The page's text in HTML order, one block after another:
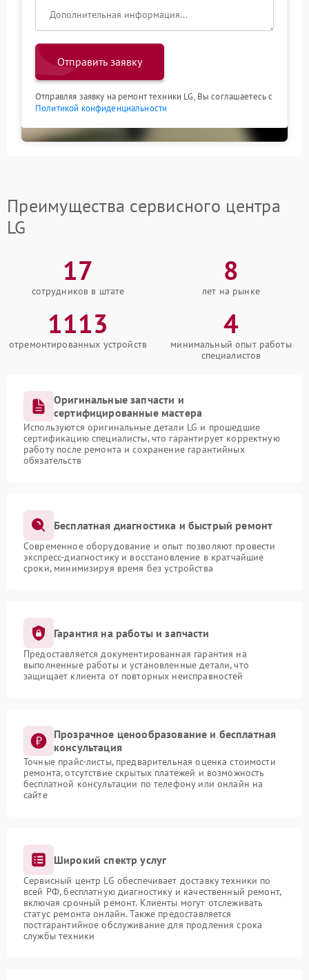
Отправить заявку
Отправляя заявку на ремонт техники LG, Вы соглашаетесь с
Политикой конфиденциальности
Преимущества сервисного центра
LG
17
сотрудников в штате
8
лет на рынке
1113
отремонтированных устройств
4
минимальный опыт работы
специалистов
Оригинальные запчасти и
сертифицированные мастера
Используются оригинальные детали LG и прошедшие
сертификацию специалисты, что гарантирует корректную
работу после ремонта и сохранение гарантийных
обязательств
Бесплатная диагностика и быстрый ремонт
Современное оборудование и опыт позволяют провести
экспресс-диагностику и восстановление в кратчайшие
сроки, минимизируя время без устройства
Гарантия на работы и запчасти
Предоставляется документированная гарантия на
выполненные работы и установленные детали, что
защищает клиента от повторных неисправностей
Прозрачное ценообразование и бесплатная
консультация
Точные прайс-листы, предварительная оценка стоимости
ремонта, отсутствие скрытых платежей и возможность
бесплатной консультации по телефону или онлайн на
сайте
Широкий спектр услуг
Сервисный центр LG обеспечивает доставку техники по
всей РФ, бесплатную диагностику и качественный ремонт,
включая срочный ремонт. Клиенты могут отслеживать
статус ремонта онлайн. Также предоставляется
постгарантийное обслуживание для продления срока
службы техники